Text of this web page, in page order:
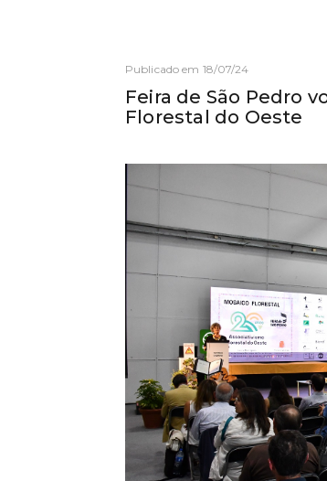
Publicado em 18/07/24
Feira de São Pedro
Florestal do Oeste